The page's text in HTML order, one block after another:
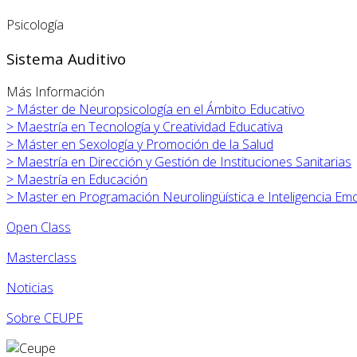
Psicología
Sistema Auditivo
Más Información
> Máster de Neuropsicología en el Ámbito Educativo
> Maestría en Tecnología y Creatividad Educativa
> Máster en Sexología y Promoción de la Salud
> Maestría en Dirección y Gestión de Instituciones Sanitarias
> Maestría en Educación
> Master en Programación Neurolingüística e Inteligencia
Open Class
Masterclass
Noticias
Sobre CEUPE